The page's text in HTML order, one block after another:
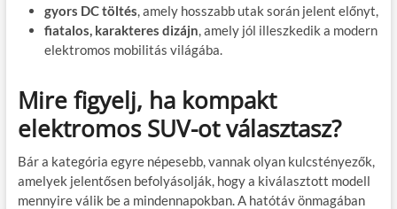
gyors DC töltés, amely hosszabb utak során jelent előnyt,
fiatalos, karakteres dizájn, amely jól illeszkedik a modern
elektromos mobilitás világába.
Mire figyelj, ha kompakt
elektromos SUV-ot választasz?
Bár a kategória egyre népesebb, vannak olyan kulcstényezők,
amelyek jelentősen befolyásolják, hogy a kiválasztott modell
mennyire válik be a mindennapokban. A hatótáv önmagában